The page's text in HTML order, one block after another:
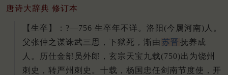
唐诗大辞典 修订本
【生卒】：?—756 生卒年不详。 洛阳(今属河南)人。
父张仲之谋诛武三思，下狱死，渐由 苏晋 抚养成
人。
历仕金部员外郎，玄宗天宝九载(750)出为饶州
刺史，转严州刺史。 十载，杨国忠任剑南节度使，开